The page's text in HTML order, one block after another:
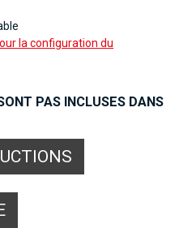
la configuration du
PAS INCLUSES DANS